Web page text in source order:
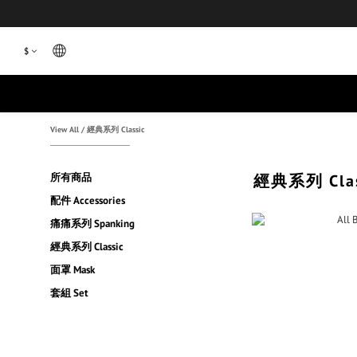
$
View All / 經典系列 Classic
所有商品
配件 Accessories
痛痛系列 Spanking
經典系列 Classic
面罩 Mask
套組 Set
經典系列